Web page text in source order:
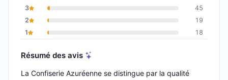
3
45
2
19
1
18
Résumé des avis
La Confiserie Azuréenne se distingue par la qualité